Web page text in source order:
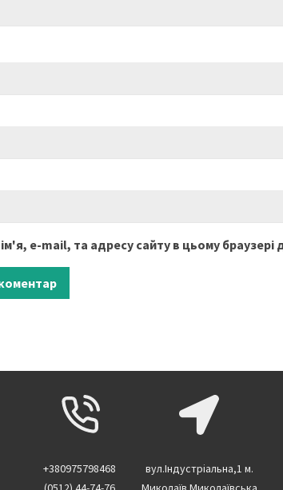
e-mail, та адресу сайту в цьому
+380975798468
вул.Індустріальна,1 м.